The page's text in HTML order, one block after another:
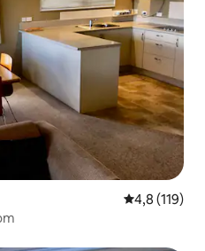
Évaluation
4,8 (119)